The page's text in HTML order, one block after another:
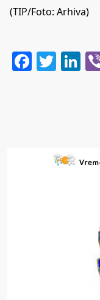
(TIP/Foto: Arhiva)